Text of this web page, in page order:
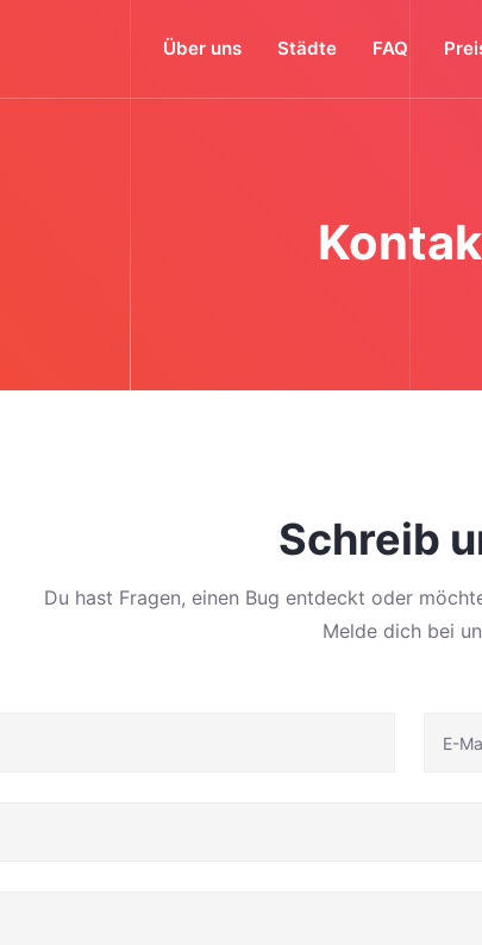
Über uns Städte FAQ
Schreib
Du hast Fragen, einen Bug entdeckt oder
Melde dich bei